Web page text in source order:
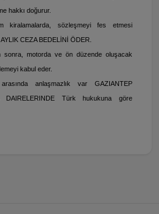
hakkı doğurur.
kiralamalarda, sözleşmeyi fes etmesi
CEZA BEDELİNİ ÖDER.
sonra, motorda ve ön düzende oluşacak
kabul eder.
anlaşmazlık var GAZIANTEP
DAIRELERINDE Türk hukukuna göre